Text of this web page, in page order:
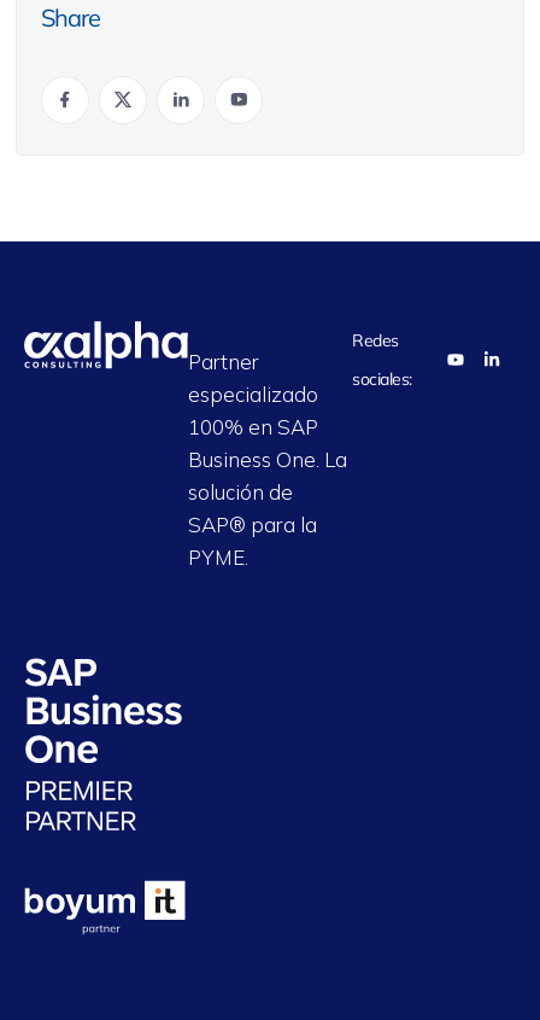
Share
Partner
especializado
100% en SAP
Business One. La
solución de
SAP® para la
PYME.
Redes
sociales: